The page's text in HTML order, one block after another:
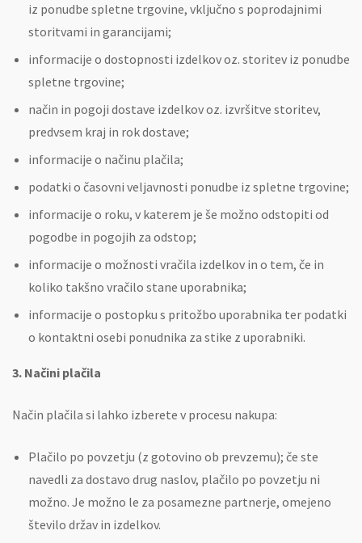
iz ponudbe spletne trgovine, vključno s poprodajnimi
storitvami in garancijami;
informacije o dostopnosti izdelkov oz. storitev iz ponudbe
spletne trgovine;
način in pogoji dostave izdelkov oz. izvršitve storitev,
predvsem kraj in rok dostave;
informacije o načinu plačila;
podatki o časovni veljavnosti ponudbe iz spletne trgovine;
informacije o roku, v katerem je še možno odstopiti od
pogodbe in pogojih za odstop;
informacije o možnosti vračila izdelkov in o tem, če in
koliko takšno vračilo stane uporabnika;
informacije o postopku s pritožbo uporabnika ter podatki
o kontaktni osebi ponudnika za stike z uporabniki.
3. Načini plačila
Način plačila si lahko izberete v procesu nakupa:
Plačilo po povzetju (z gotovino ob prevzemu); če ste
navedli za dostavo drug naslov, plačilo po povzetju ni
možno. Je možno le za posamezne partnerje, omejeno
število držav in izdelkov.